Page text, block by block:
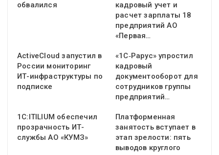
обвалился
кадровый учет и
расчет зарплаты 18
предприятий АО
«Первая…
ActiveCloud запустил в
России мониторинг
ИТ-инфраструктуры по
подписке
«1С‑Рарус» упростил
кадровый
документооборот для
сотрудников группы
предприятий…
1С:ITILIUM обеспечил
прозрачность ИТ-
службы АО «КУМЗ»
Платформенная
занятость вступает в
этап зрелости: пять
выводов круглого